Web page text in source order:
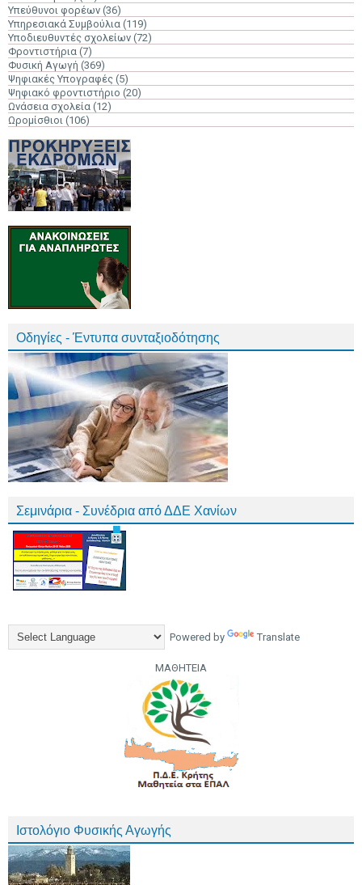
Υπεύθυνοι φορέων (36)
Υπηρεσιακά Συμβούλια (119)
Υποδιευθυντές σχολείων (72)
Φροντιστήρια (7)
Φυσική Αγωγή (369)
Ψηφιακές Υπογραφές (5)
Ψηφιακό φροντιστήριο (20)
Ωνάσεια σχολεία (12)
Ωρομίσθιοι (106)
Οδηγίες - Έντυπα συνταξιοδότησης
Σεμινάρια - Συνέδρια από ΔΔΕ Χανίων
Powered by Translate
ΜΑΘΗΤΕΙΑ
Ιστολόγιο Φυσικής Αγωγής